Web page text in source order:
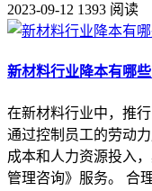
2023-09-12 1393 阅读
新材料行业降本有哪
在新材料行业中，推
通过控制员工的劳动
成本和人力资源投入
管理咨询》服务。 合